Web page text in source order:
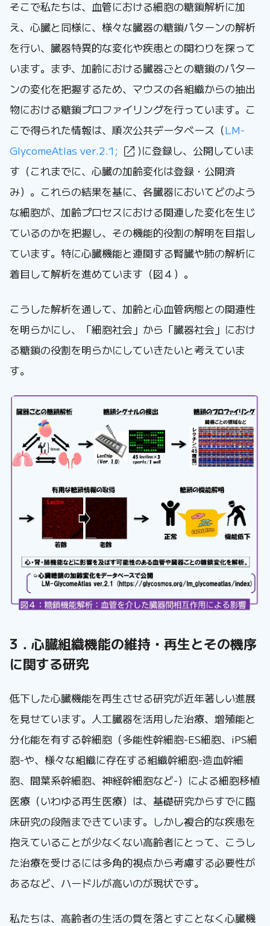
そこで私たちは、血管における細胞の糖鎖解析に加
え、心臓と同様に、様々な臓器の糖鎖パターンの解析
を行い、臓器特異的な変化や疾患との関わりを探って
います。まず、加齢における臓器ごとの糖鎖のパター
ンの変化を把握するため、マウスの各組織からの抽出
物における糖鎖プロファイリングを行っています。こ
こで得られた情報は、順次公共データベース（LM-
GlycomeAtlas ver.2.1;
)に登録し、公開していま
す（これまでに、心臓の加齢変化は登録・公開済
み）。これらの結果を基に、各臓器においてどのよう
な細胞が、加齢プロセスにおける関連した変化を生じ
ているのかを把握し、その機能的役割の解明を目指し
ています。特に心臓機能と連関する腎臓や肺の解析に
着目して解析を進めています（図４）。
こうした解析を通して、加齢と心血管病態との関連性
を明らかにし、「細胞社会」から「臓器社会」におけ
る糖鎖の役割を明らかにしていきたいと考えていま
す。
3．心臓組織機能の維持・再生とその機序
に関する研究
低下した心臓機能を再生させる研究が近年著しい進展
を見せています。人工臓器を活用した治療、増殖能と
分化能を有する幹細胞（多能性幹細胞-ES細胞、iPS細
胞-や、様々な組織に存在する組織幹細胞-造血幹細
胞、間葉系幹細胞、神経幹細胞など-）による細胞移植
医療（いわゆる再生医療）は、基礎研究からすでに臨
床研究の段階まできています。しかし複合的な疾患を
抱えていることが少なくない高齢者にとって、こうし
た治療を受けるには多角的視点から考慮する必要性が
あるなど、ハードルが高いのが現状です。
私たちは、高齢者の生活の質を落とすことなく心臓機